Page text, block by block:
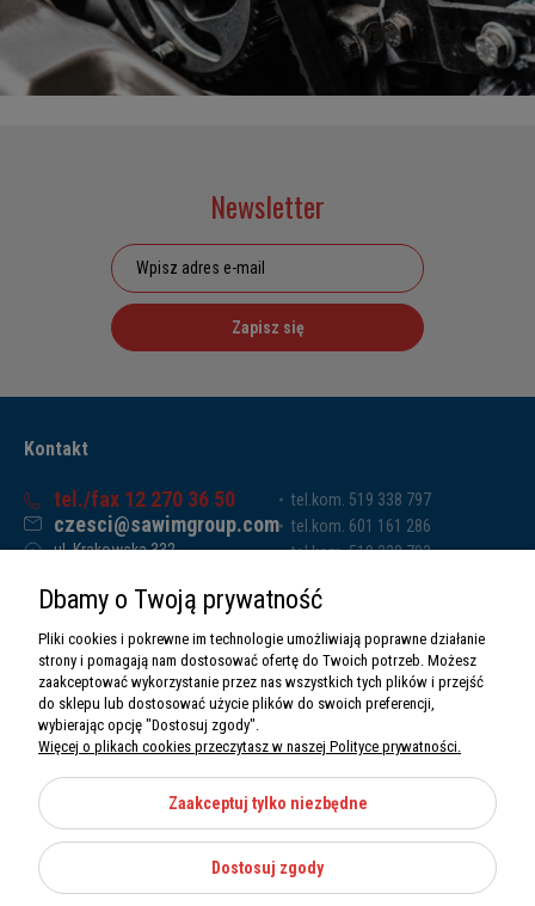
Newsletter
Zapisz się
Kontakt
tel./fax 12 270 36 50
czesci@sawimgroup.com
ul. Krakowska 332,
Sawim Group Mariusz Zdyb sp. k.
NIP: 5130284470
REGON: 5246591010
tel.kom. 519 338 797
tel.kom. 601 161 286
tel.kom. 519 338 793
O nas
Informacje
Moje konto
Kategorie
Dbamy o Twoją prywatność
Pliki cookies i pokrewne im technologie umożliwiają poprawne działanie
strony i pomagają nam dostosować ofertę do Twoich potrzeb. Możesz
zaakceptować wykorzystanie przez nas wszystkich tych plików i przejść
do sklepu lub dostosować użycie plików do swoich preferencji,
wybierając opcję "Dostosuj zgody".
Więcej o plikach cookies przeczytasz w naszej Polityce prywatności.
Zaakceptuj tylko niezbędne
Dostosuj zgody